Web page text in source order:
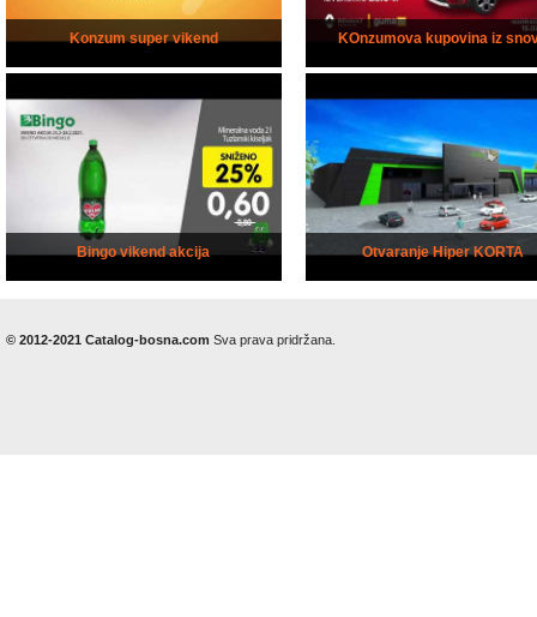
Konzum super vikend KOnzumova kupovina iz
Bingo vikend akcija Otvaranje Hiper KORTA
© 2012-2021 Catalog-bosna.com Sva prava pridržana.